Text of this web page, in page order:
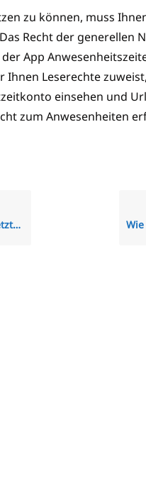
zu können, muss
Recht der generellen
App
Leserechte
einsehen und
zum Anwesenheiten